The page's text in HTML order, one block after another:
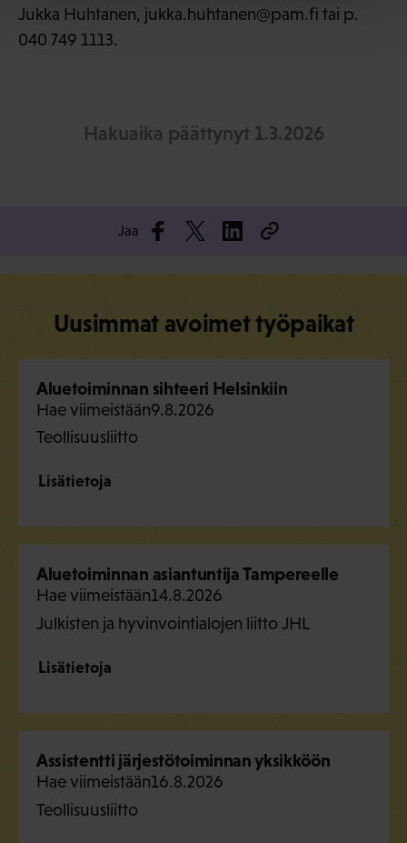
Jukka Huhtanen, jukka.huhtanen@pam.fi tai p.
040 749 1113.
Hakuaika päättynyt 1.3.2026
Jaa
Uusimmat avoimet työpaikat
Aluetoiminnan sihteeri Helsinkiin
Hae viimeistään9.8.2026
Teollisuusliitto
Lisätietoja
Aluetoiminnan asiantuntija Tampereelle
Hae viimeistään14.8.2026
Julkisten ja hyvinvointialojen liitto JHL
Lisätietoja
Assistentti järjestötoiminnan yksikköön
Hae viimeistään16.8.2026
Teollisuusliitto